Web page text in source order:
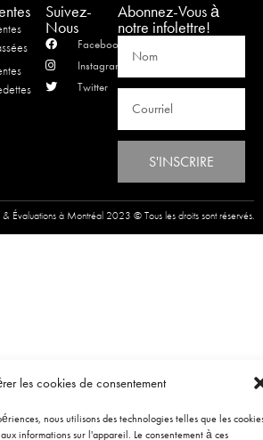
les cookies de consentement
nous utilisons des technologies telles que les
informations sur l'appareil. Le consentement à ces
Suivez-
Nous
Facebook
Instagram
Twitter
Abonnez-Vous à
notre infolettre!
S'INSCRIRE
& Évaluations à Montréal 2023 © Tous les droits sont réservés.